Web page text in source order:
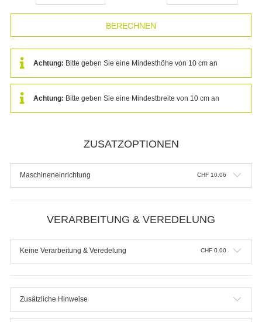
Achtung: Bitte geben Sie eine Mindesthöhe von 10 cm an
Achtung: Bitte geben Sie eine Mindestbreite von 10 cm an
ZUSATZOPTIONEN
Maschineneinrichtung CHF 10.06
VERARBEITUNG & VEREDELUNG
Keine Verarbeitung & Veredelung CHF 0.00
Zusätzliche Hinweise